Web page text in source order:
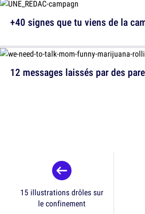
12 messages laissés par des
+40 signes que tu viens de la
15 illustrations drôles sur
le confinement